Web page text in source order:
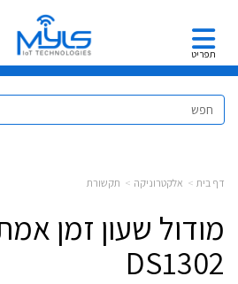
תפריט
דף בית אלקטרוניקה תקשורת
מודול שעון זמן
DS1302